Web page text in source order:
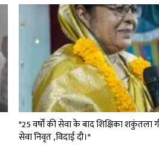
*25 वर्षों की सेवा के बाद शिक्षिका शकुंतला
सेवा निवृत ,विदाई दी।*